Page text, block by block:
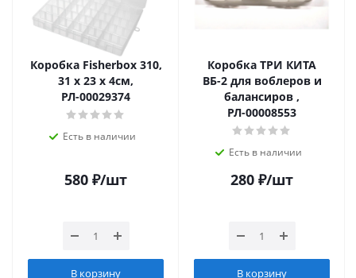
Коробка Fisherbox 310,
31 х 23 х 4см,
РЛ-00029374
Есть в наличии
580 ₽/шт
В корзину
Коробка ТРИ КИТА
ВБ-2 для воблеров и
балансиров ,
РЛ-00008553
Есть в наличии
280 ₽/шт
В корзину